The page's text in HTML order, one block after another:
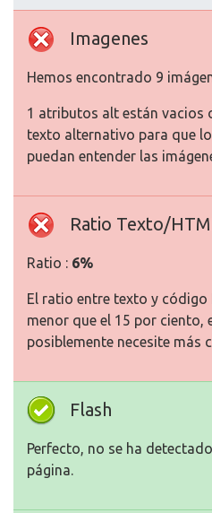
Imagenes
Hemos encontrado 9
1 atributos alt están vacios
texto alternativo para que
puedan entender las
Ratio Texto/
Ratio : 6%
El ratio entre texto y código
menor que el 15 por ciento,
posiblemente necesite más
Flash
Perfecto, no se ha
página.